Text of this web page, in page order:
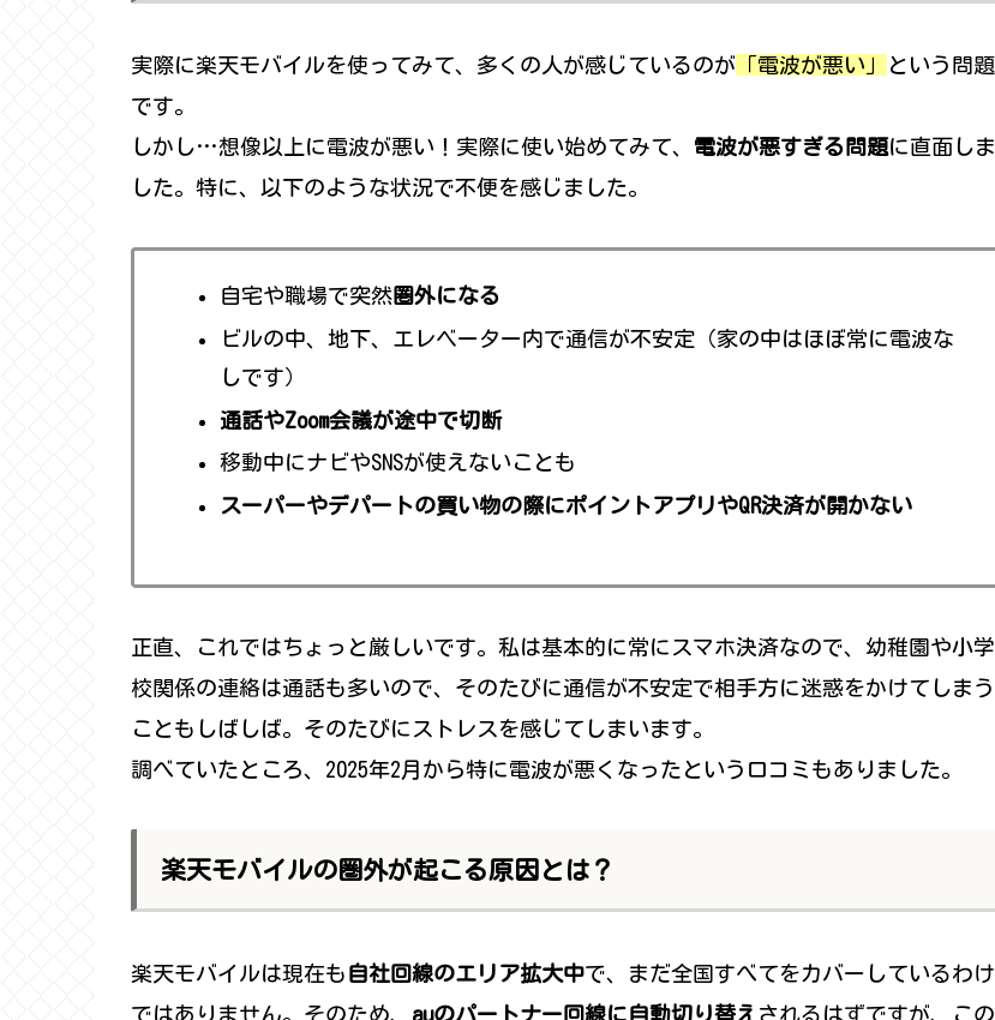
実際に楽天モバイルを使ってみて、多くの人が感じているのが 「電波が悪い」
という問題
です。
しかし…想像以上に電波が悪い！実際に使い始めてみて、 電波が悪すぎる問題に直面しま
した。特に、以下のような状況で不便を感じました。
自宅や職場で突然圏外になる
ビルの中、地下、エレベーター内で通信が不安定（家の中はほぼ常に電波な
しです）
通話やZoom会議が途中で切断
移動中にナビやSNSが使えないことも
スーパーやデパートの買い物の際にポイントアプリやQR決済が開かない
正直、これではちょっと厳しいです。私は基本的に常にスマホ決済なので、幼稚園や小学
校関係の連絡は通話も多いので、そのたびに通信が不安定で相手方に迷惑をかけてしまう
こともしばしば。そのたびにストレスを感じてしまいます。
調べていたところ、2025年2月から特に電波が悪くなったという口コミもありました。
楽天モバイルの圏外が起こる原因とは？
楽天モバイルは現在も 自社回線のエリア拡大中で、まだ全国すべてをカバーしているわけ
ではありません。そのため、 auのパートナー回線に自動切り替え されるはずですが、この